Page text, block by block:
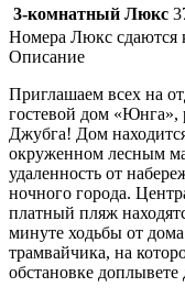
3-комнатный Люкс
Номера Люкс сдаются
Описание
Приглашаем всех на
гостевой дом «Юнга»,
Джубга! Дом
окруженном лесным
удаленность от
ночного города.
платный пляж
минуте ходьбы от
трамвайчика, на
обстановке доплывете